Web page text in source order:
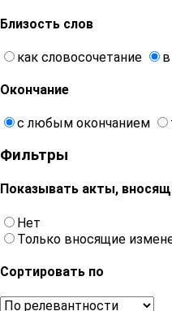
Близость слов
как словосочетание
Окончание
с любым окончанием
Фильтры
Показывать акты,
Нет
Только вносящие
Сортировать по